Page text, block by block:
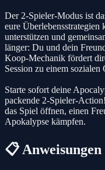
Der 2-Spieler-Modus ist
eure Überlebensstrategien
unterstützen und
länger: Du und dein
Koop-Mechanik fördert
Session zu einem sozialen
Starte sofort deine
packende 2-Spieler-
das Spiel öffnen, einen
Apokalypse kämpfen.
📋 Anweisungen